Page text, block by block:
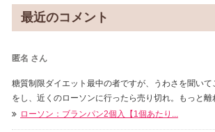
最近のコメント
匿名 さん
糖質制限ダイエット最中の者ですが、うわさを聞い
をし、近くのローソンに行ったら売り切れ。もっと離
ローソン：ブランパン2個入【1個あたり...